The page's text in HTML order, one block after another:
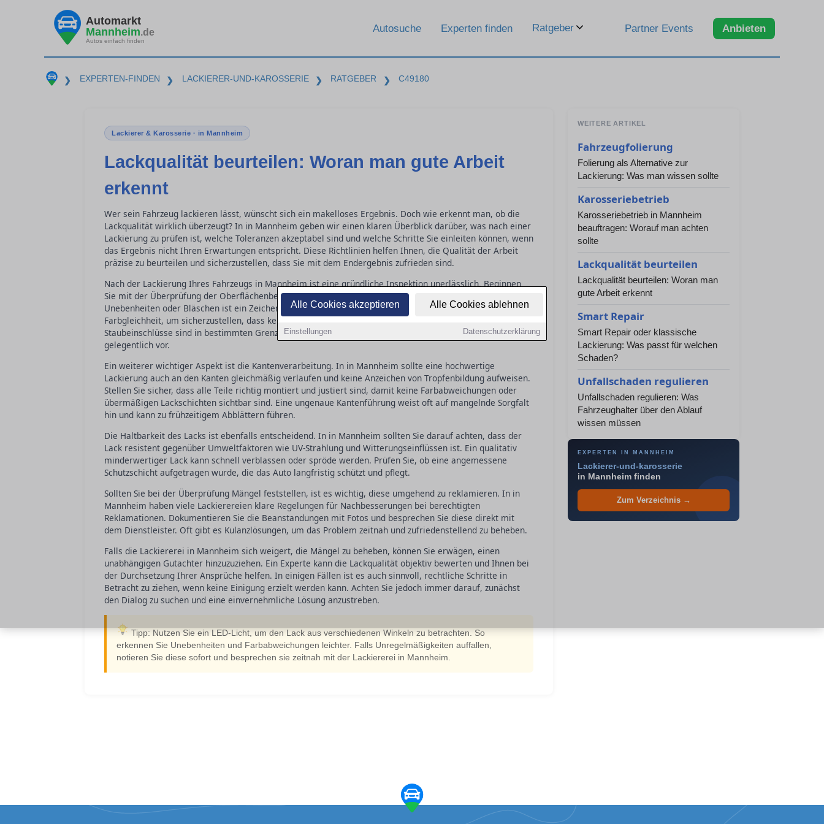
Alle Cookies akzeptieren Alle Cookies ablehnen
Einstellungen Datenschutzerklärung
Automarkt
Mannheim.de
Autos einfach finden
Autosuche Experten finden Ratgeber Partner Events Anbieten
❯ EXPERTEN-FINDEN ❯ LACKIERER-UND-KAROSSERIE ❯ RATGEBER ❯ C49180
Lackierer & Karosserie · in Mannheim
Lackqualität beurteilen: Woran man gute Arbeit
erkennt
Wer sein Fahrzeug lackieren lässt, wünscht sich ein makelloses Ergebnis. Doch wie erkennt man, ob die
Lackqualität wirklich überzeugt? In in Mannheim geben wir einen klaren Überblick darüber, was nach einer
Lackierung zu prüfen ist, welche Toleranzen akzeptabel sind und welche Schritte Sie einleiten können, wenn
das Ergebnis nicht Ihren Erwartungen entspricht. Diese Richtlinien helfen Ihnen, die Qualität der Arbeit
präzise zu beurteilen und sicherzustellen, dass Sie mit dem Endergebnis zufrieden sind.
Nach der Lackierung Ihres Fahrzeugs in Mannheim ist eine gründliche Inspektion unerlässlich. Beginnen
Sie mit der Überprüfung der Oberflächenbeschaffenheit: Eine gleichmäßige, glatte Struktur ohne sichtbare
Unebenheiten oder Bläschen ist ein Zeichen für qualitativ hochwertige Arbeit. Achten Sie auch auf
Farbgleichheit, um sicherzustellen, dass keine Unterschiede im Farbton erkennbar sind. Kleinere
Staubeinschlüsse sind in bestimmten Grenzen tolerierbar und kommen selbst bei besten Bedingungen
gelegentlich vor.
Ein weiterer wichtiger Aspekt ist die Kantenverarbeitung. In in Mannheim sollte eine hochwertige
Lackierung auch an den Kanten gleichmäßig verlaufen und keine Anzeichen von Tropfenbildung aufweisen.
Stellen Sie sicher, dass alle Teile richtig montiert und justiert sind, damit keine Farbabweichungen oder
übermäßigen Lackschichten sichtbar sind. Eine ungenaue Kantenführung weist oft auf mangelnde Sorgfalt
hin und kann zu frühzeitigem Abblättern führen.
Die Haltbarkeit des Lacks ist ebenfalls entscheidend. In in Mannheim sollten Sie darauf achten, dass der
Lack resistent gegenüber Umweltfaktoren wie UV-Strahlung und Witterungseinflüssen ist. Ein qualitativ
minderwertiger Lack kann schnell verblassen oder spröde werden. Prüfen Sie, ob eine angemessene
Schutzschicht aufgetragen wurde, die das Auto langfristig schützt und pflegt.
Sollten Sie bei der Überprüfung Mängel feststellen, ist es wichtig, diese umgehend zu reklamieren. In in
Mannheim haben viele Lackierereien klare Regelungen für Nachbesserungen bei berechtigten
Reklamationen. Dokumentieren Sie die Beanstandungen mit Fotos und besprechen Sie diese direkt mit
dem Dienstleister. Oft gibt es Kulanzlösungen, um das Problem zeitnah und zufriedenstellend zu beheben.
Falls die Lackiererei in Mannheim sich weigert, die Mängel zu beheben, können Sie erwägen, einen
unabhängigen Gutachter hinzuzuziehen. Ein Experte kann die Lackqualität objektiv bewerten und Ihnen bei
der Durchsetzung Ihrer Ansprüche helfen. In einigen Fällen ist es auch sinnvoll, rechtliche Schritte in
Betracht zu ziehen, wenn keine Einigung erzielt werden kann. Achten Sie jedoch immer darauf, zunächst
den Dialog zu suchen und eine einvernehmliche Lösung anzustreben.
Tipp: Nutzen Sie ein LED-Licht, um den Lack aus verschiedenen Winkeln zu betrachten. So
erkennen Sie Unebenheiten und Farbabweichungen leichter. Falls Unregelmäßigkeiten auffallen,
notieren Sie diese sofort und besprechen sie zeitnah mit der Lackiererei in Mannheim.
WEITERE ARTIKEL
Fahrzeugfolierung
Folierung als Alternative zur
Lackierung: Was man wissen sollte
Karosseriebetrieb
Karosseriebetrieb in Mannheim
beauftragen: Worauf man achten
sollte
Lackqualität beurteilen
Lackqualität beurteilen: Woran man
gute Arbeit erkennt
Smart Repair
Smart Repair oder klassische
Lackierung: Was passt für welchen
Schaden?
Unfallschaden regulieren
Unfallschaden regulieren: Was
Fahrzeughalter über den Ablauf
wissen müssen
EXPERTEN IN MANNHEIM
Lackierer-und-karosserie
in Mannheim finden
Zum Verzeichnis →